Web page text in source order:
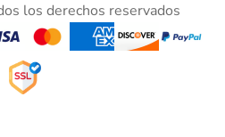
los derechos reservados